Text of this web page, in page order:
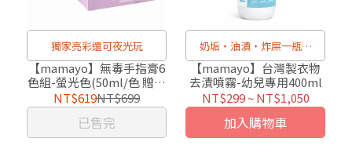
獨家亮彩還可夜光玩
【mamayo】無毒手指膏6
色組-螢光色(50ml/色 贈操
作手冊)
NT$619NT$699
已售完
奶垢・油漬・炸屎一瓶搞
定！添加幼兒專用濃縮酵素
【mamayo】台灣製衣物
去漬噴霧-幼兒專用400ml
NT$299~NT$1,050
加入購物車